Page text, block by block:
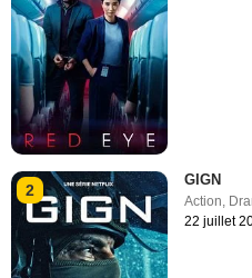
2
GIGN
Action
22 juillet